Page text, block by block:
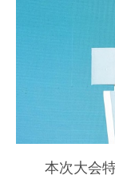
本次大会特